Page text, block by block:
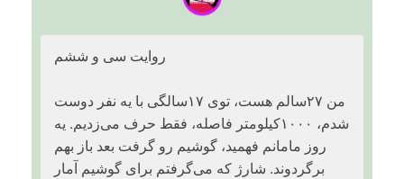
روایت سی و ششم
من ۲۷سالم هست، توی ۱۷سالگی با یه نفر دوست
شدم، ۱۰۰۰کیلومتر فاصله، فقط حرف می‌زدیم. یه
روز مامانم فهمید، گوشیم رو گرفت بعد باز بهم
برگردوند. شارژ که می‌گرفتم برای گوشیم آمار